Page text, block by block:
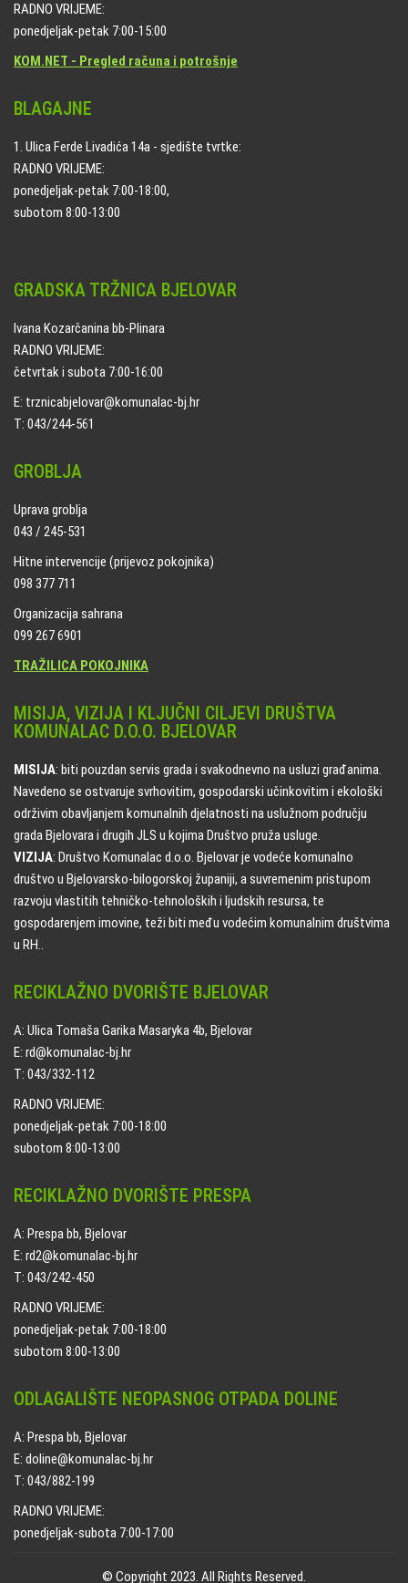
RADNO VRIJEME:
ponedjeljak-petak 7:00-15:00
KOM.NET - Pregled računa i potrošnje
BLAGAJNE
1. Ulica Ferde Livadića 14a - sjedište tvrtke:
RADNO VRIJEME:
ponedjeljak-petak 7:00-18:00,
subotom 8:00-13:00
GRADSKA TRŽNICA BJELOVAR
Ivana Kozarčanina bb-Plinara
RADNO VRIJEME:
četvrtak i subota 7:00-16:00
E: trznicabjelovar@komunalac-bj.hr
T: 043/244-561
GROBLJA
Uprava groblja
043 / 245-531
Hitne intervencije (prijevoz pokojnika)
098 377 711
Organizacija sahrana
099 267 6901
TRAŽILICA POKOJNIKA
MISIJA, VIZIJA I KLJUČNI CILJEVI DRUŠTVA
KOMUNALAC D.O.O. BJELOVAR
MISIJA: biti pouzdan servis grada i svakodnevno na usluzi građanima.
Navedeno se ostvaruje svrhovitim, gospodarski učinkovitim i ekološki
održivim obavljanjem komunalnih djelatnosti na uslužnom području
grada Bjelovara i drugih JLS u kojima Društvo pruža usluge.
VIZIJA: Društvo Komunalac d.o.o. Bjelovar je vodeće komunalno
društvo u Bjelovarsko-bilogorskoj županiji, a suvremenim pristupom
razvoju vlastitih tehničko-tehnoloških i ljudskih resursa, te
gospodarenjem imovine, teži biti među vodećim komunalnim društvima
u RH..
RECIKLAŽNO DVORIŠTE BJELOVAR
A: Ulica Tomaša Garika Masaryka 4b, Bjelovar
E: rd@komunalac-bj.hr
T: 043/332-112
RADNO VRIJEME:
ponedjeljak-petak 7:00-18:00
subotom 8:00-13:00
RECIKLAŽNO DVORIŠTE PRESPA
A: Prespa bb, Bjelovar
E: rd2@komunalac-bj.hr
T: 043/242-450
RADNO VRIJEME:
ponedjeljak-petak 7:00-18:00
subotom 8:00-13:00
ODLAGALIŠTE NEOPASNOG OTPADA DOLINE
A: Prespa bb, Bjelovar
E: doline@komunalac-bj.hr
T: 043/882-199
RADNO VRIJEME:
ponedjeljak-subota 7:00-17:00
© Copyright 2023. All Rights Reserved.